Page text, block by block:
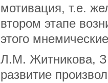
мотивация, т.е.
втором этапе
этого
Л.М. Житникова,
развитие